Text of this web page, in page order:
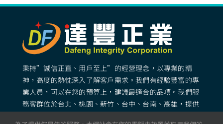
秉持”誠信正直、用戶至上”的經營理念，以專業的精
神，高度的熱忱深入了解客戶需求。我們有經驗豐富的專
業人員，可以在您的預算上，建議最適合的品項。我們服
務客群位於台北、桃園、新竹、台中、台南、高雄，提供